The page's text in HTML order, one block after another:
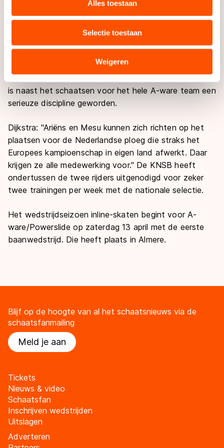
uw gebruik van onze site met onze partners voor social
combineren met andere gegevens die u aan hen heeft
verstrekt of die zij hebben verzameld via hun services.
Sommige partners kunnen gegevens doorgeven aan
landen buiten de EU, zoals de VS, waar mogelijk geen
adequaat beschermingsniveau geldt volgens de GDPR.
overdracht. Meer informatie vindt u in ons
Alles toestaan
Selectie toestaan
Weigeren
deel uitmaakt van de A-ware formatie. Zal zijn
wedstrijden rijden in een skatepak van
Fonterra/Powerslide.
Binnen de ploeg krijgen met name Crispijn Ariëns en
Niels Mesu alle ruimte zich te richten op de
topevenementen in het inline-skaten. Het inline-skaten
is naast het schaatsen voor het hele A-ware team een
serieuze discipline geworden.
Dijkstra: "Ariëns en Mesu kunnen zich richten op het
plaatsen voor de Nederlandse ploeg die straks het
Europees kampioenschap in eigen land afwerkt. Daar
krijgen ze alle medewerking voor." De KNSB heeft
ondertussen de twee rijders uitgenodigd voor zeker
twee trainingen per week met de nationale selectie.
Het wedstrijdseizoen inline-skaten begint voor A-
ware/Powerslide op zaterdag 13 april met de eerste
baanwedstrijd. Die heeft plaats in Almere.
Blijf op de hoogte van al het schaatsnieuws via de
schaatsfanmailing
Meld je aan
Tickets
Nieuws & video
Schaatsfan
Inschrijven wedstrijden
Uitslagen
Adverteren